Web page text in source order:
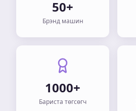
50+
Брэнд машин
1000+
Бариста төгсөгч